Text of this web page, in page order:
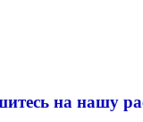
на нашу